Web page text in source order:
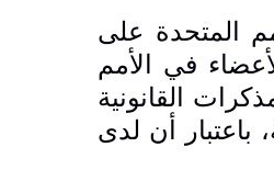
المتحدة على
في الأمم
القانونية
باعتبار أن لدى